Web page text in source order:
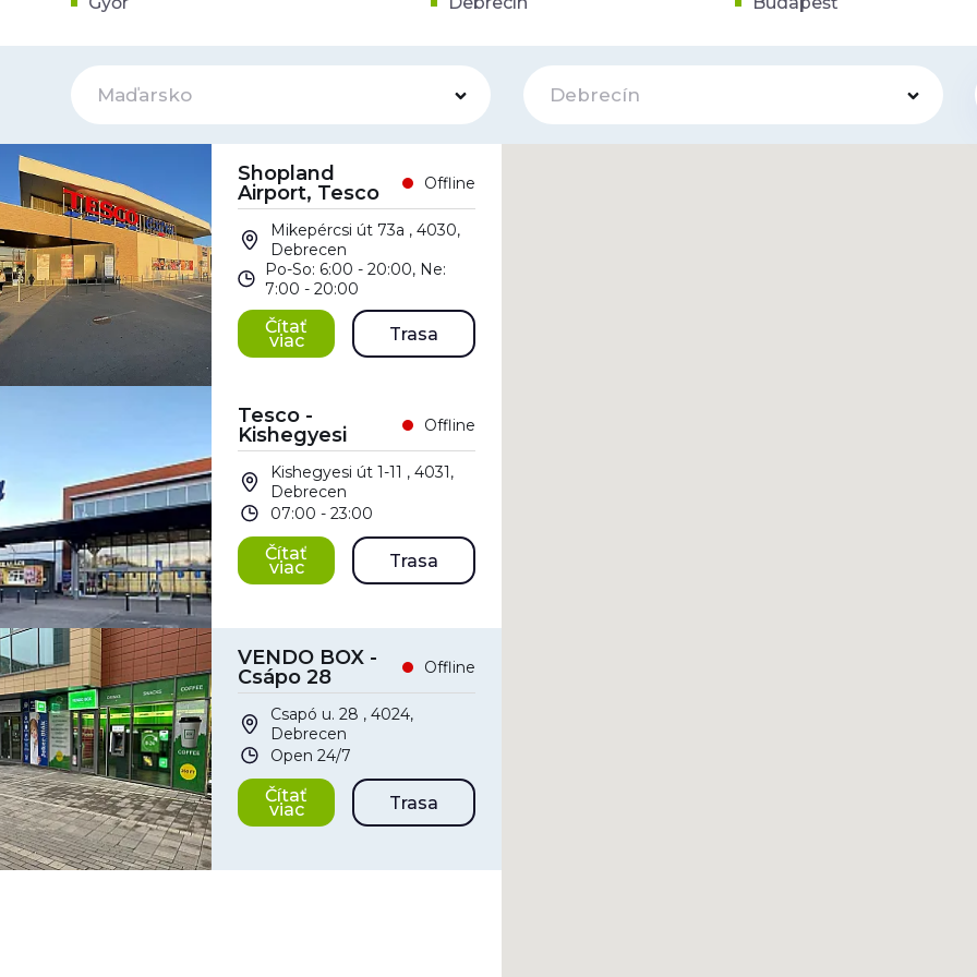
Maďarsko Debrecín
Shopland
Airport, Tesco
Offline
Mikepércsi út 73a , 4030,
Debrecen
Po-So: 6:00 - 20:00, Ne:
7:00 - 20:00
Čítať
viac Trasa
Tesco -
Kishegyesi
Offline
Kishegyesi út 1-11 , 4031,
Debrecen
07:00 - 23:00
Čítať
viac Trasa
VENDO BOX -
Csápo 28
Offline
Csapó u. 28 , 4024,
Debrecen
Open 24/7
Čítať
viac Trasa